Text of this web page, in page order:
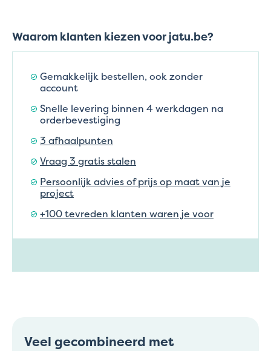
Waarom klanten kiezen voor jatu.be?
Gemakkelijk bestellen, ook zonder
account
Snelle levering binnen 4 werkdagen na
orderbevestiging
3 afhaalpunten
Vraag 3 gratis stalen
Persoonlijk advies of prijs op maat van je
project
+100 tevreden klanten waren je voor
Veel gecombineerd met